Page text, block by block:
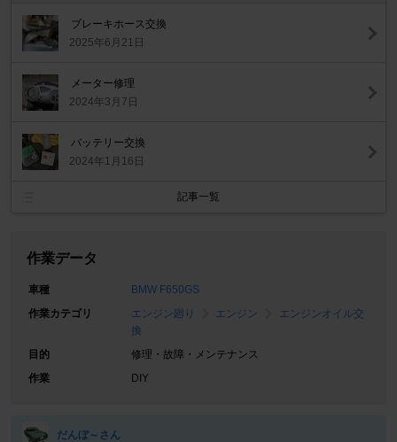
ブレーキホース交換
2025年6月21日
メーター修理
2024年3月7日
バッテリー交換
2024年1月16日
記事一覧
作業データ
車種
BMW F650GS
作業カテゴリ
エンジン廻り エンジン
エンジンオイル交
換
目的
修理・故障・メンテナンス
作業
DIY
だんぼ～さん